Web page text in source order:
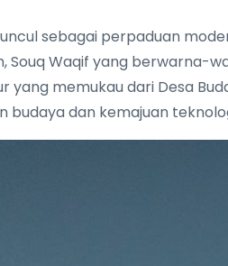
sebagai perpaduan
Souq Waqif yang berwarna-
yang memukau dari Desa
budaya dan kemajuan